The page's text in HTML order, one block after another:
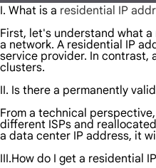
I. What is a residential IP
First, let's understand what
a network. A residential IP
service provider. In contrast,
clusters.
II. Is there a permanently
From a technical
different ISPs and
a data center IP address, it
III.How do I get a residential